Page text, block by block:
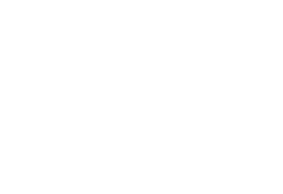
此异想天开的情境中，爱情真
等神级阵容破天荒集结，同场大玩推